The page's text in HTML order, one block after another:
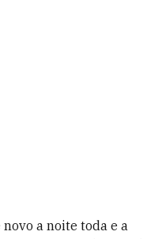
a noite toda e a